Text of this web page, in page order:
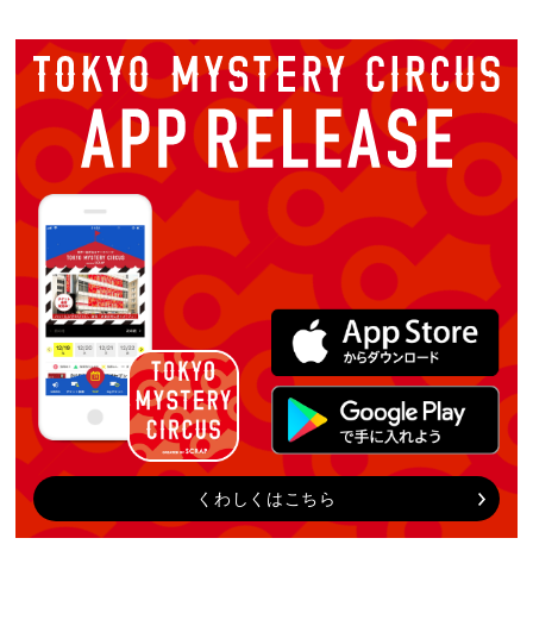
くわしくはこちら